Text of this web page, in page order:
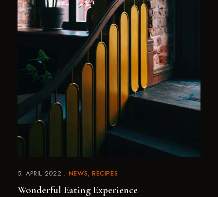
5. APRIL 2022 NEWS RECIPES
Wonderful Eating Experience